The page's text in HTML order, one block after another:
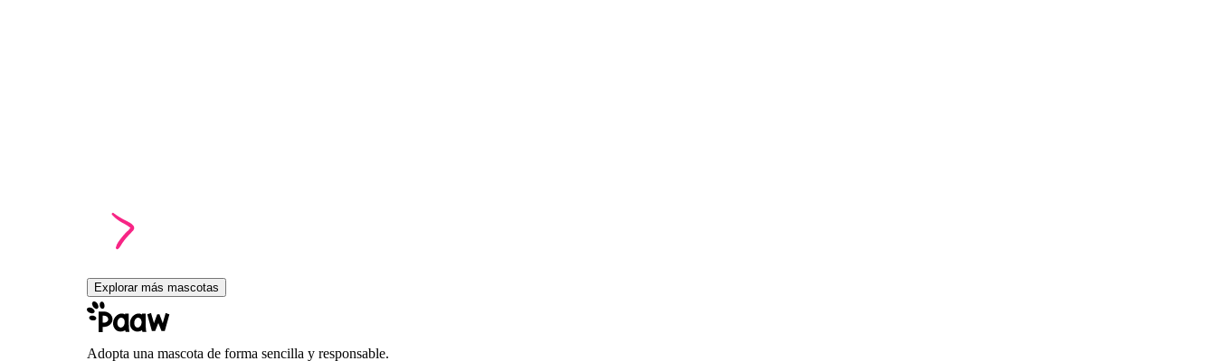
Explorar más mascotas
Adopta una mascota de forma sencilla y responsable.